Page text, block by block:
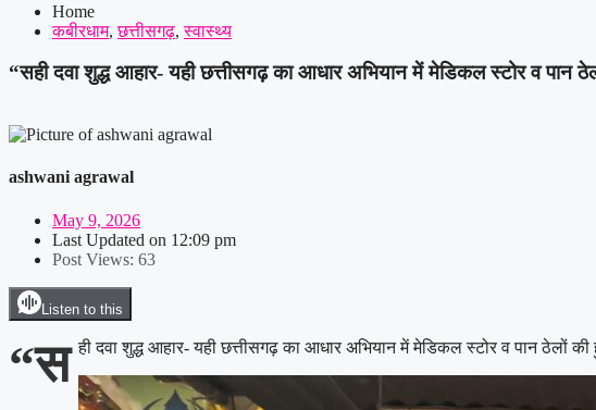
Home
कबीरधाम,छत्तीसगढ़,स्वास्थ्य
“सही दवा शुद्ध आहार- यही छत्तीसगढ़ का आधार अभियान में मेडिकल स्टोर व
ashwani agrawal
May 9, 2026
Last Updated on 12:09 pm
Post Views: 63
Listen to this
“स ही दवा शुद्ध आहार- यही छत्तीसगढ़ का आधार अभियान में मेडिकल स्टोर व पान ठेलों